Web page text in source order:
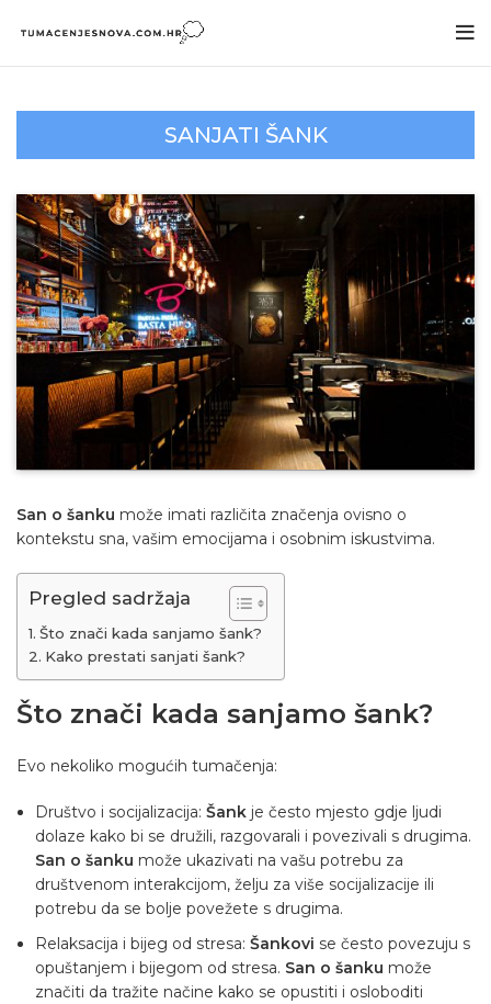
SANJATI ŠANK
San o šanku može imati različita značenja ovisno o
kontekstu sna, vašim emocijama i osobnim iskustvima.
Pregled sadržaja
Što znači kada sanjamo šank?
Kako prestati sanjati šank?
Što znači kada sanjamo šank?
Evo nekoliko mogućih tumačenja:
Društvo i socijalizacija: Šank je često mjesto gdje ljudi
dolaze kako bi se družili, razgovarali i povezivali s drugima.
San o šanku može ukazivati ​​na vašu potrebu za
društvenom interakcijom, želju za više socijalizacije ili
potrebu da se bolje povežete s drugima.
Relaksacija i bijeg od stresa: Šankovi se često povezuju s
opuštanjem i bijegom od stresa. San o šanku može
značiti da tražite načine kako se opustiti i osloboditi